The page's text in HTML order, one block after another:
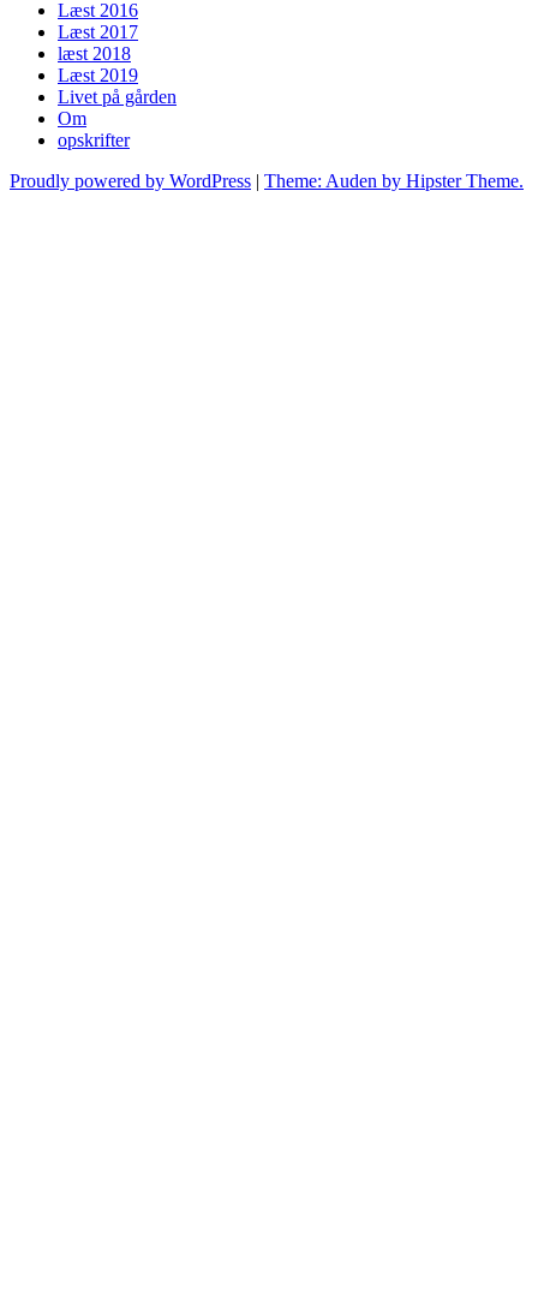
Læst 2016
Læst 2017
læst 2018
Læst 2019
Livet på gården
Om
opskrifter
Proudly powered by WordPress | Theme: Auden by Hipster Theme.